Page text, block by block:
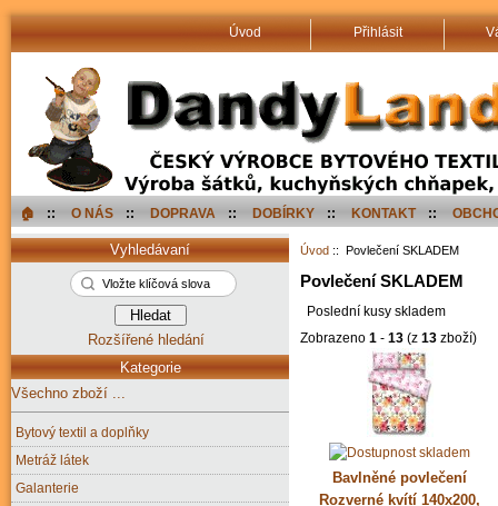
Úvod Přihlásit
🏠︎ :: O NÁS :: DOPRAVA :: DOBÍRKY :: KONTAKT ::
Úvod :: Povlečení SKLADEM
Povlečení SKLADEM
Poslední kusy skladem
Zobrazeno 1 - 13 (z 13 zboží)
Bavlněné povlečení
Rozverné kvítí 140x200,
Vyhledávaní
Rozšířené hledání
Kategorie
Všechno zboží ...
Bytový textil a doplňky
Metráž látek
Galanterie